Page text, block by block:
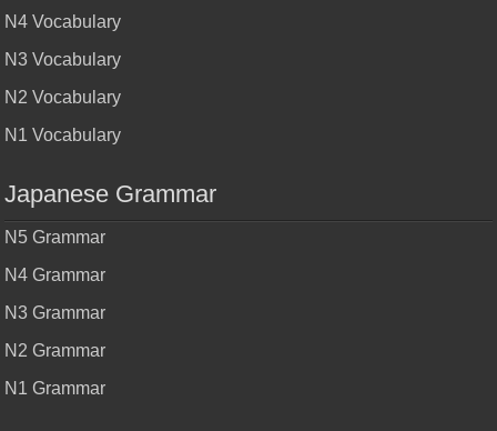
N4 Vocabulary
N3 Vocabulary
N2 Vocabulary
N1 Vocabulary
Japanese Grammar
N5 Grammar
N4 Grammar
N3 Grammar
N2 Grammar
N1 Grammar